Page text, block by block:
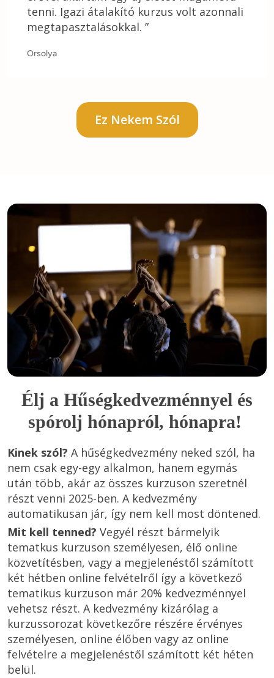
tenni. Igazi átalakító kurzus volt azonnali
megtapasztalásokkal. ”
Orsolya
Ez Nekem Szól
Élj a Hűségkedvezménnyel és
spórolj hónapról, hónapra!
Kinek szól? A hűségkedvezmény neked szól, ha
nem csak egy-egy alkalmon, hanem egymás
után több, akár az összes kurzuson szeretnél
részt venni 2025-ben. A kedvezmény
Mit kell tenned? Vegyél részt bármelyik
tematkus kurzuson személyesen, élő online
közvetítésben, vagy a megjelenéstől számított
két hétben online felvételről így a következő
tematikus kurzuson már 20% kedvezménnyel
vehetsz részt. A kedvezmény kizárólag a
kurzussorozat következőre részére érvényes
személyesen, online élőben vagy az online
felvételre a megjelenéstől számított két héten
belül.